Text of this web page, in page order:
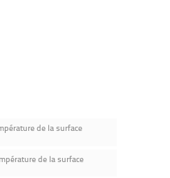
de la surface
de la surface